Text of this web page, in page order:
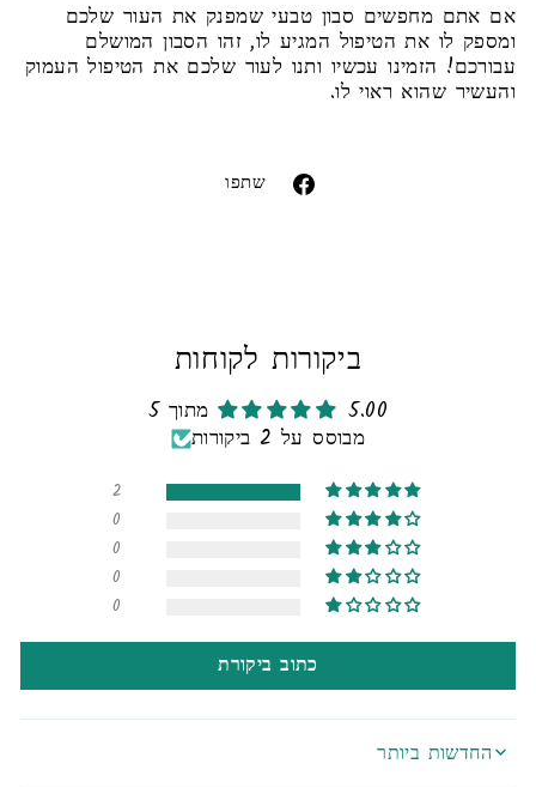
אם אתם מחפשים סבון טבעי שמפנק את העור שלכם
ומספק לו את הטיפול המגיע לו, זהו הסבון המושלם
עבורכם! הזמינו עכשיו ותנו לעור שלכם את הטיפול העמוק
והעשיר שהוא ראוי לו.
invalid url input
שתפו
ביקורות לקוחות
5.00 מתוך 5
מבוסס על 2 ביקורות
2
0
0
0
0
כתוב ביקורת
SORT BY